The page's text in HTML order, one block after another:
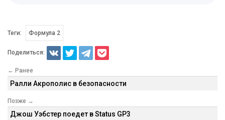
Теги: Формула 2
Поделиться:
← Ранее
Ралли Акрополис в безопасности
Позже →
Джош Уэбстер поедет в Status GP3